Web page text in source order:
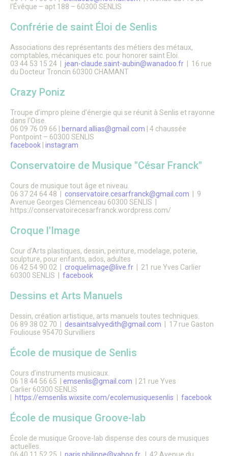
Patrimoine naturel
Le jardin de l’Évêché
Le parc écologique
Jardins et aires de jeux
Le Sentier des Faubourgs de Senlis
Les Rendez-vous aux jardins
Lieux de culte
FAMILLE
Petite enfance
Crèche familiale
Haltes-garderies
La Maison des bébés
Enfance
Inscriptions scolaires
Etablissements scolaires publics
Etablissements scolaires privés
Restauration scolaire
Accueil de loisirs des vacances scolaires
Portail famille
Le CIO de Senlis
Paiement PayFiP
La rue aux enfants
Forum Sciences
Le Pôle Ressources Sciences
Annuaire APRES
Jeunesse
Service jeunesse – Spot
Animations Jeunesse
Pass Permis Citoyen
Le CIO de Senlis
Annuaire APRES
Seniors
Maisons de retraite et résidence
Guide Bien Vivre à Senlis
Plan canicule
l’Évêque – apt 188 – 60300 SENLIS
Confrérie de saint Éloi de Senlis
Associations des représentants des métiers des métaux,
comptables, mécaniques etc. pour honorer saint Eloi.
03 44 53 15 24 | jean-claude.saint-aubin@wanadoo.fr | 16 rue
du Docteur Troncin 60300 CHAMANT
Crazy Poniz
Troupe d’impro pleine d’énergie qui se réunit à Senlis et rayonne
dans l’Oise.
06 09 76 09 66 |
bernard.allias@gmail.com | 4 chaussée
Pontpoint – 60300 SENLIS
facebook instagram
Conservatoire de Musique "César Franck"
Cours de musique tout âge et niveau.
06 37 24 64 48 | conservatoire.cesarfranck@gmail.com | 9
Avenue Georges Clémenceau 60300 SENLIS |
https://conservatoirecesarfranck.wordpress.com/
Croque l'Image
Cour d’Arts plastiques, dessin, peinture, modelage, poterie,
sculpture, pour enfants, ados, adultes
06 42 54 90 02 | croquelimage@live.fr | 21 rue Yves Carlier
60300 SENLIS | facebook
Dessins et Arts Manuels
Dessin, création artistique, arts manuels toutes techniques.
06 89 38 02 70 | desaintsalvyedith@gmail.com | 17 rue Gaston
Fouliouse 95470 Survilliers
École de musique de Senlis
Cours d’instruments musicaux.
06 18 44 56 65 | emsenlis@gmail.com | 21 rue Yves
Carlier 60300 SENLIS
https://emsenlis.wixsite.com/ecolemusiquesenlis facebook
École de musique Groove-lab
École de musique Groove-lab dispense des cours de musiques
actuelles.